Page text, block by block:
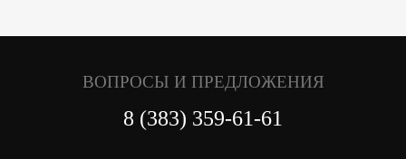
ВОПРОСЫ И ПРЕДЛОЖЕНИЯ
8 (383) 359-61-61